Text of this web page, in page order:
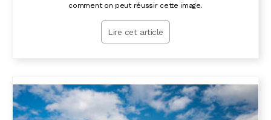
comment on peut réussir cette image.
Lire cet article